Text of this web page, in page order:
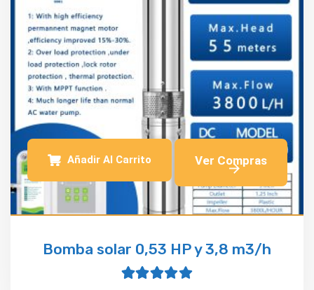
Añadir Al Carrito
Bomba solar 0,53 HP y 3,8 m3/h